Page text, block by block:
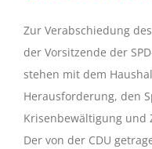
Zur Verabschiedung
der Vorsitzende der
stehen mit dem
Herausforderung, den
Krisenbewältigung und
Der von der CDU